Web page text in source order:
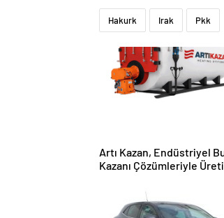
Hakurk Irak Pkk
Artı Kazan, Endüstriyel
Kazanı Çözümleriyle